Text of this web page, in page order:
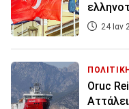
24 Ιαν
ΠΟΛΙΤΙΚΗ
Oruc